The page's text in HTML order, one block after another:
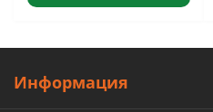
Информация